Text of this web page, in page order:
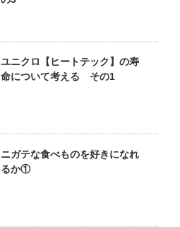
ユニクロ【ヒートテック】の寿
命について考える その1
ニガテな食べものを好きになれ
るか①